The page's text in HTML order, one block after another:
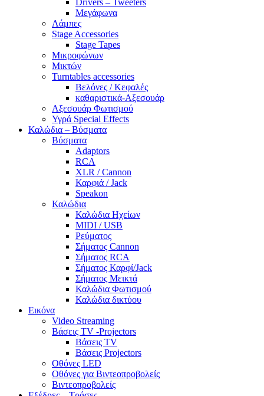
Drivers – Tweeters
Μεγάφωνα
Λάμπες
Stage Accessories
Stage Tapes
Μικροφώνων
Μικτών
Turntables accessories
Βελόνες / Κεφαλές
καθαριστικά-Αξεσουάρ
Αξεσουάρ Φωτισμού
Υγρά Special Effects
Καλώδια – Βύσματα
Βύσματα
Adaptors
RCA
XLR / Cannon
Καρφιά / Jack
Speakon
Καλώδια
Καλώδια Ηχείων
MIDI / USB
Ρεύματος
Σήματος Cannon
Σήματος RCA
Σήματος Καρφί/Jack
Σήματος Μεικτά
Καλώδια Φωτισμού
Καλώδια δικτύου
Εικόνα
Video Streaming
Βάσεις TV -Projectors
Βάσεις TV
Βάσεις Projectors
Οθόνες LED
Οθόνες για Βιντεοπροβολείς
Βιντεοπροβολείς